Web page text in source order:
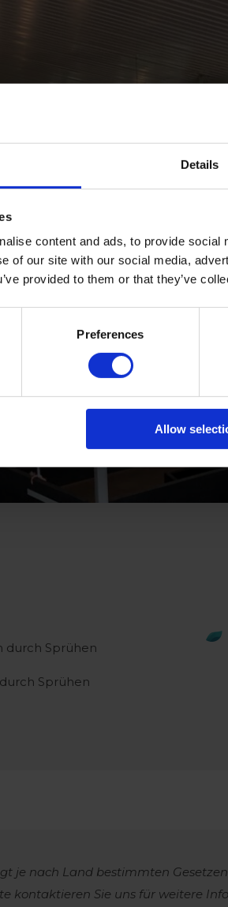
Details
content and ads, to provide
of our site with our social media,
provided to them or that they’ve
Preferences
Allow
durch Sprühen
Sprühen
je nach Land bestimmten
kontaktieren Sie uns für weitere